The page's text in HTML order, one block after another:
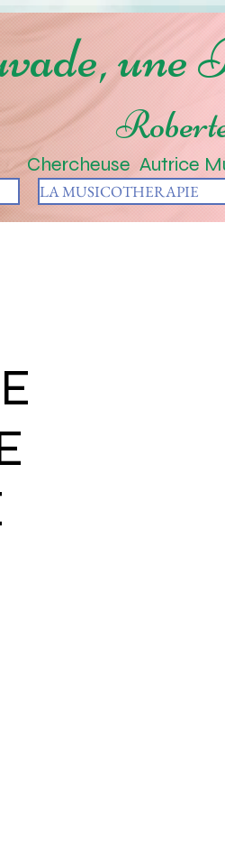
une
Chercheuse Autrice
LA MUSICOTHERAPIE